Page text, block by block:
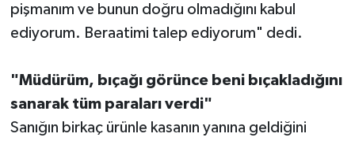
pişmanım ve bunun doğru olmadığını kabul
ediyorum. Beraatimi talep ediyorum" dedi.
"Müdürüm, bıçağı görünce beni bıçakladığını
sanarak tüm paraları verdi"
Sanığın birkaç ürünle kasanın yanına geldiğini